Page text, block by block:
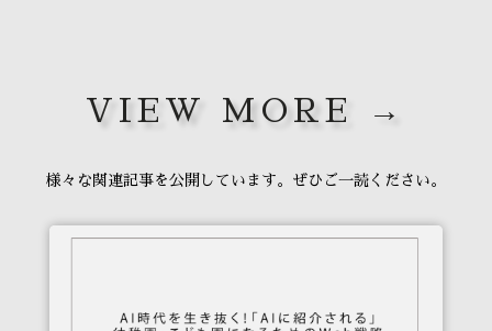
VIEW MORE →
様々な関連記事を公開しています。ぜひご一読ください。